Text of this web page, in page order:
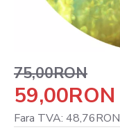
59,00RON
75,00RON
Fara TVA: 48,76RON